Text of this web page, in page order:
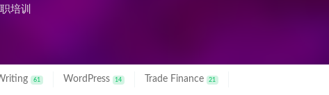
培训
61 WordPress 14 Trade Finance 21